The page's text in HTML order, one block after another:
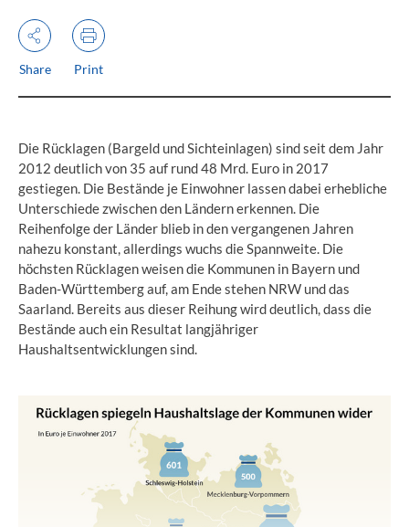
Share Print
Die Rücklagen (Bargeld und Sichteinlagen) sind seit dem Jahr
2012 deutlich von 35 auf rund 48 Mrd. Euro in 2017
gestiegen. Die Bestände je Einwohner lassen dabei erhebliche
Unterschiede zwischen den Ländern erkennen. Die
Reihenfolge der Länder blieb in den vergangenen Jahren
nahezu konstant, allerdings wuchs die Spannweite. Die
höchsten Rücklagen weisen die Kommunen in Bayern und
Baden-Württemberg auf, am Ende stehen NRW und das
Saarland. Bereits aus dieser Reihung wird deutlich, dass die
Bestände auch ein Resultat langjähriger
Haushaltsentwicklungen sind.